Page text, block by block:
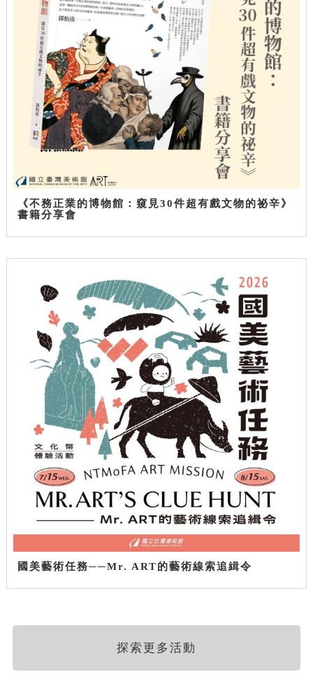
《不務正業的博物館：窺見30件超有戲文物的祕辛》
書籍分享會
國美藝術任務──Mr. ART的藝術線索追緝令
探索更多活動